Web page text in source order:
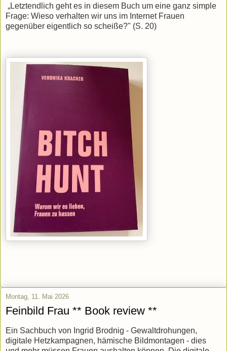
„Letztendlich geht es in diesem Buch um eine ganz simple
Frage: Wieso verhalten wir uns im Internet Frauen
gegenüber eigentlich so scheiße?" (S. 20)
Montag, 11. Mai 2026
Feinbild Frau ** Book review **
Ein Sachbuch von Ingrid Brodnig - Gewaltdrohungen,
digitale Hetzkampagnen, hämische Bildmontagen - dies